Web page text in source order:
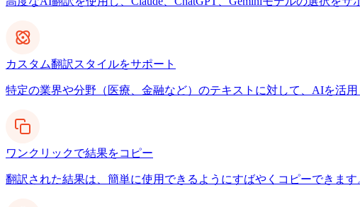
カスタム翻訳スタイルをサポート
特定の業界や分野（医療、金融など）のテキストに対して、AIを活
ワンクリックで結果をコピー
翻訳された結果は、簡単に使用できるようにすばやくコピーできます